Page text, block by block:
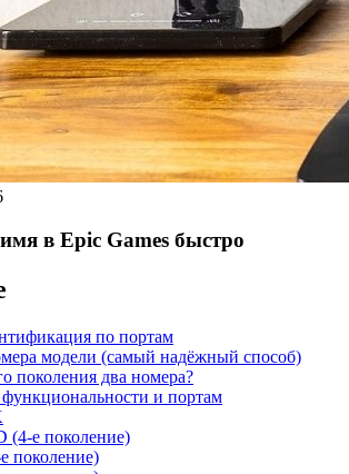
в Epic Games быстро
по портам
модели (самый надёжный способ)
поколения два номера?
и портам
(4‑е поколение)
поколение)